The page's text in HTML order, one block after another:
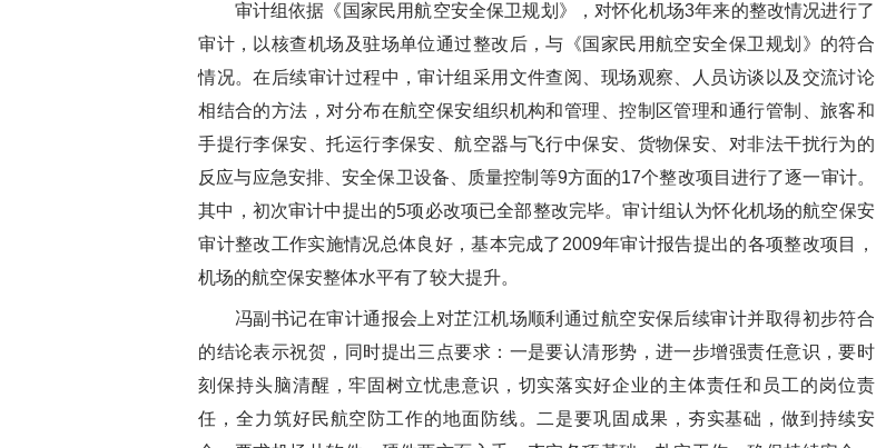
审计组依据《国家民用航空安全保卫规划》，对怀化机场3年来的整改情况进行了
审计，以核查机场及驻场单位通过整改后，与《国家民用航空安全保卫规划》的符合
情况。在后续审计过程中，审计组采用文件查阅、现场观察、人员访谈以及交流讨论
相结合的方法，对分布在航空保安组织机构和管理、控制区管理和通行管制、旅客和
手提行李保安、托运行李保安、航空器与飞行中保安、货物保安、对非法干扰行为的
反应与应急安排、安全保卫设备、质量控制等9方面的17个整改项目进行了逐一审计。
其中，初次审计中提出的5项必改项已全部整改完毕。审计组认为怀化机场的航空保安
审计整改工作实施情况总体良好，基本完成了2009年审计报告提出的各项整改项目，
机场的航空保安整体水平有了较大提升。
冯副书记在审计通报会上对芷江机场顺利通过航空安保后续审计并取得初步符合
的结论表示祝贺，同时提出三点要求：一是要认清形势，进一步增强责任意识，要时
刻保持头脑清醒，牢固树立忧患意识，切实落实好企业的主体责任和员工的岗位责
任，全力筑好民航空防工作的地面防线。二是要巩固成果，夯实基础，做到持续安